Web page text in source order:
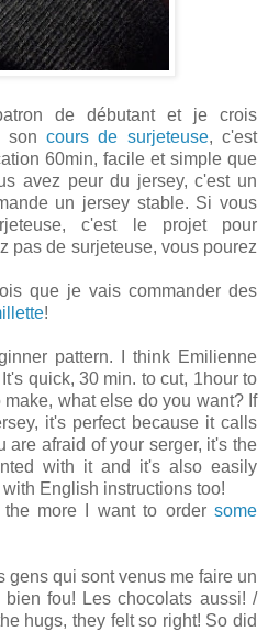
de débutant et je crois
soncours de surjeteuse, c'est
60min, facile et simple que
avez peur du jersey, c'est un
un jersey stable. Si vous
c'est le projet pour
pas de surjeteuse, vous pourez
que je vais commander des
!
pattern. I think Emilienne
It's quick, 30 min. to cut, 1hour to
what else do you want? If
it's perfect because it calls
are afraid of your serger, it's the
with it and it's also easily
English instructions too!
more I want to order some
gens qui sont venus me faire un
fou! Les chocolats aussi! /
hugs, they felt so right! So did